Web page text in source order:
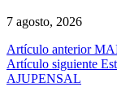
7 agosto, 2026
Navegación
de
Artículo anterior
Artículo siguiente
AJUPENSAL